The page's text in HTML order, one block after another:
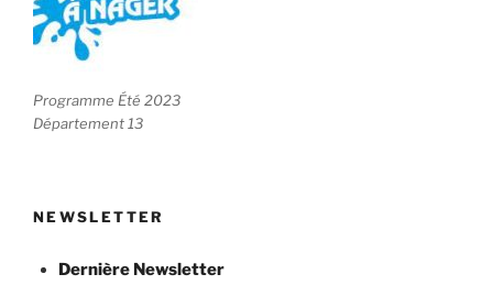
Programme Été 2023
Département 13
NEWSLETTER
Dernière Newsletter